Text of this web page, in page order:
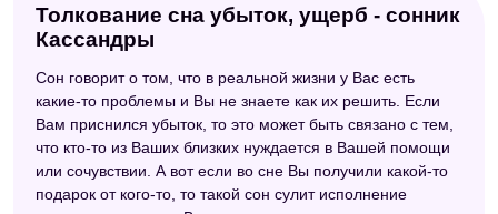
Толкование сна убыток, ущерб - сонник
Кассандры
Сон говорит о том, что в реальной жизни у Вас есть
какие-то проблемы и Вы не знаете как их решить. Если
Вам приснился убыток, то это может быть связано с тем,
что кто-то из Ваших близких нуждается в Вашей помощи
или сочувствии. А вот если во сне Вы получили какой-то
подарок от кого-то, то такой сон сулит исполнение